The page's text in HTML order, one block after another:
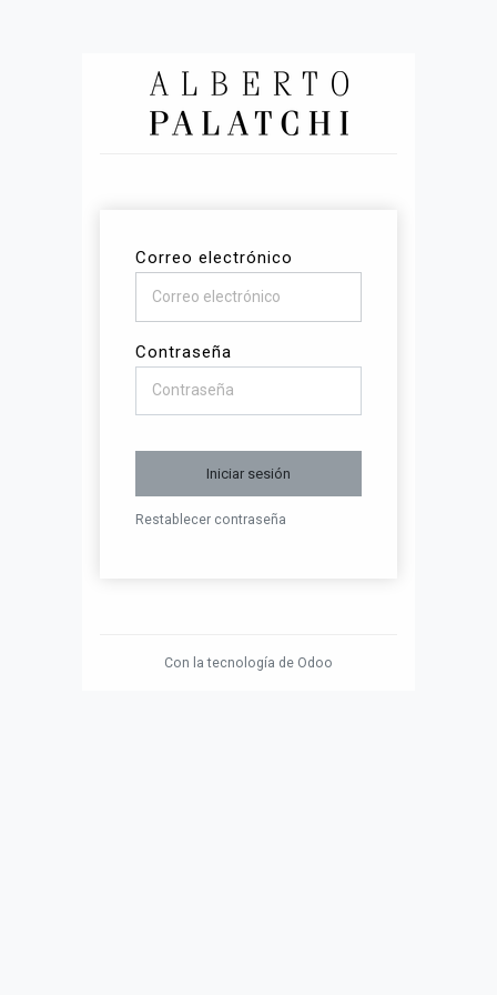
Correo electrónico
Contraseña
Iniciar sesión
Restablecer contraseña
Con la tecnología de Odoo